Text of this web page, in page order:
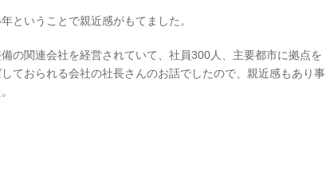
ということで親近感がもてました。
の関連会社を経営されていて、社員300人、主要都市に拠点を
ておられる会社の社長さんのお話でしたので、親近感もあり事